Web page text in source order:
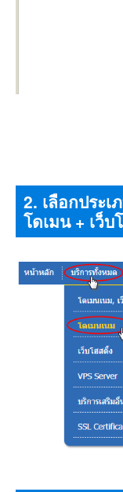
2. เลือกประเ
โดเมน + เว็บ